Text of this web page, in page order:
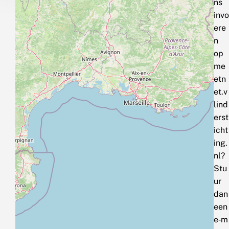
ns
invo
ere
n
op
me
etn
et.v
lind
erst
icht
ing.
nl?
Stu
ur
dan
een
e‑m